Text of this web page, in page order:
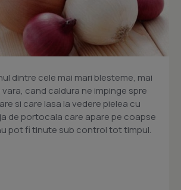
dintre cele mai mari blesteme, mai
cand caldura ne impinge spre
si care lasa la vedere pielea cu
de portocala care apare pe coapse
pot fi tinute sub control tot timpul.